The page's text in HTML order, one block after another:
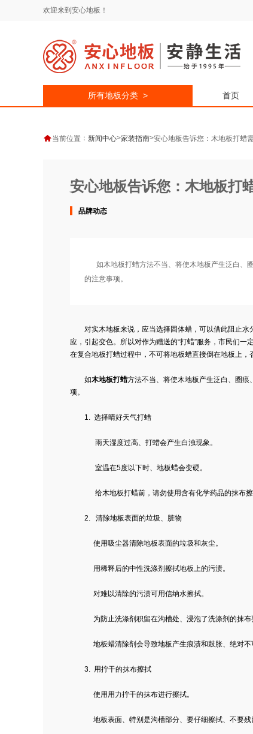
欢迎来到安心地板！
所有地板分类 > 首页
当前位置 ： 新闻中心>家装指南>安心地板告诉您：木地板打蜡
安心地板告诉您：木地板打
品牌动态
如木地板打蜡方法不当、将使木地板产生泛白、
的注意事项。
对实木地板来说，应当选择固体蜡，可以借此阻止
应，引起变色。所以对作为赠送的“打蜡”服务，市民们
在复合地板打蜡过程中，不可将地板蜡直接倒在地板上，
如木地板打蜡方法不当、将使木地板产生泛白、圈
项。
1. 选择晴好天气打蜡
雨天湿度过高、打蜡会产生白浊现象。
室温在5度以下时、地板蜡会变硬。
给木地板打蜡前，请勿使用含有化学药品的抹布擦
2. 清除地板表面的垃圾、脏物
使用吸尘器清除地板表面的垃圾和灰尘。
用稀释后的中性洗涤剂擦拭地板上的污渍。
对难以清除的污渍可用信纳水擦拭。
为防止洗涤剂积留在沟槽处、浸泡了洗涤剂的抹布
地板蜡清除剂会导致地板产生痕渍和鼓胀、绝对不
3. 用拧干的抹布擦拭
使用用力拧干的抹布进行擦拭。
地板表面、特别是沟槽部分、要仔细擦拭、不要残